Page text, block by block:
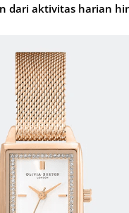
dari aktivitas harian